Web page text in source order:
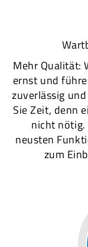
Mehr Qualität:
ernst und
zuverlässig
Sie Zeit, denn
nicht
neusten
zum